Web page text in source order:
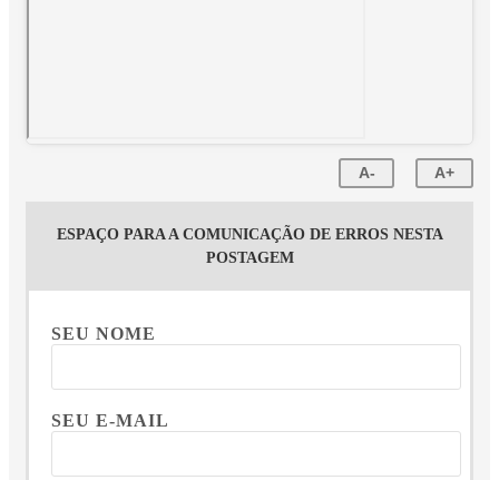
A- A+
ESPAÇO PARA A COMUNICAÇÃO DE ERROS NESTA
POSTAGEM
SEU NOME
SEU E-MAIL